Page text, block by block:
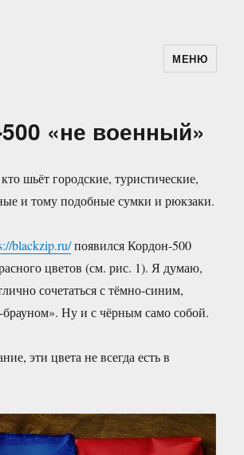
МЕНЮ
«не военный»
шьёт городские, туристические,
и тому подобные сумки и рюкзаки.
blackzip.ru/появился Кордон-500
цветов (см. рис. 1). Я думаю,
сочетаться с тёмно-синим,
Ну и с чёрным само собой.
эти цвета не всегда есть в